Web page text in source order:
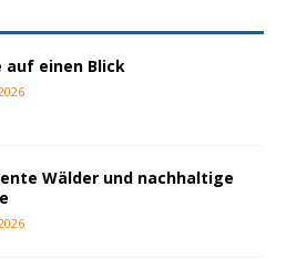
auf einen Blick
Wälder und nachhaltige